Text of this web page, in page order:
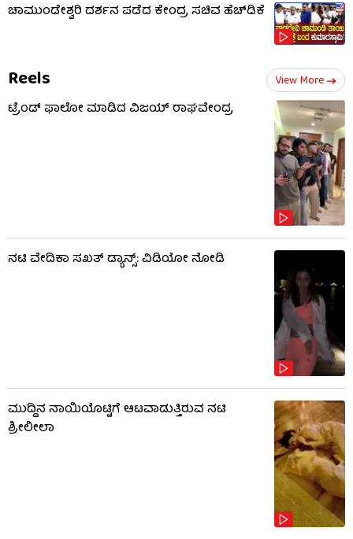
ಚಾಮುಂಡೇಶ್ವರಿ ದರ್ಶನ ಪಡೆದ ಕೇಂದ್ರ ಸಚಿವ ಹೆಚ್​​ಡಿಕೆ
Reels View More
ಟ್ರೆಂಡ್ ಫಾಲೋ ಮಾಡಿದ ವಿಜಯ್ ರಾಘವೇಂದ್ರ
ನಟಿ ವೇದಿಕಾ ಸಖತ್ ಡ್ಯಾನ್ಸ್: ವಿಡಿಯೋ ನೋಡಿ
ಮುದ್ದಿನ ನಾಯಿಯೊಟ್ಟಿಗೆ ಆಟವಾಡುತ್ತಿರುವ ನಟಿ
ಶ್ರೀಲೀಲಾ